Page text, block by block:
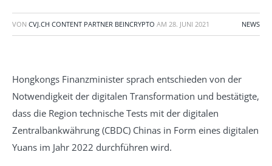
VON CVJ.CH CONTENT PARTNER BEINCRYPTO AM 28. JUNI 2021 NEWS
Hongkongs Finanzminister sprach entschieden von der
Notwendigkeit der digitalen Transformation und bestätigte,
dass die Region technische Tests mit der digitalen
Zentralbankwährung (CBDC) Chinas in Form eines digitalen
Yuans im Jahr 2022 durchführen wird.